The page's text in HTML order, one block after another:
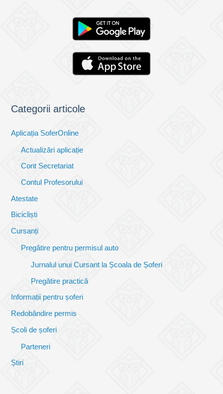
Categorii articole
Aplicația SoferOnline
Actualizări aplicație
Cont Secretariat
Contul Profesorului
Atestate
Bicicliști
Cursanți
Pregătire pentru permisul auto
Jurnalul unui Cursant la Școala de Șoferi
Pregătire practică
Informații pentru șoferi
Redobândire permis
Școli de șoferi
Parteneri
Știri